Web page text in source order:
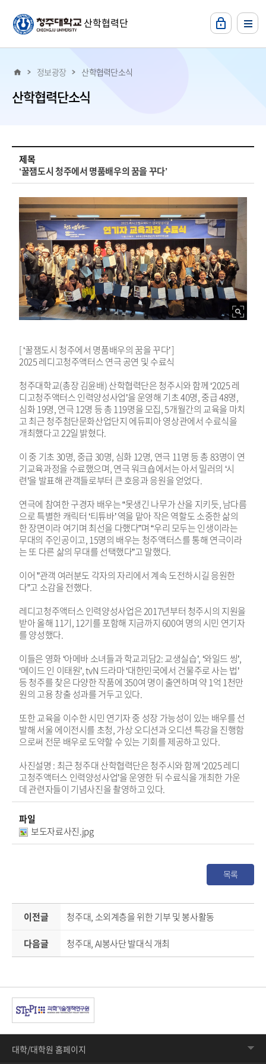
산학협력단
정보광장 산학협력단소식
산학협력단소식
제목
‘꿀잼도시 청주에서 명품배우의 꿈을 꾸다’
[ ‘꿀잼도시 청주에서 명품배우의 꿈을 꾸다’ ]
2025 레디고청주액터스 연극 공연 및 수료식
청주대학교(총장 김윤배) 산학협력단은 청주시와 함께 ‘2025 레
디고청주액터스 인력양성사업’을 운영해 기초 40명, 중급 48명,
심화 19명, 연극 12명 등 총 119명을 모집, 5개월간의 교육을 마치
고 최근 청주첨단문화산업단지 에듀피아 영상관에서 수료식을
개최했다고 22일 밝혔다.
이 중 기초 30명, 중급 30명, 심화 12명, 연극 11명 등 총 83명이 연
기교육과정을 수료했으며, 연극 워크숍에서는 아서 밀러의 ‘시
련’을 발표해 관객들로부터 큰 호응과 응원을 얻었다.
연극에 참여한 구경자 배우는 “못생긴 나무가 산을 지키듯, 남다름
으로 특별한 캐릭터 ‘티튜바’ 역을 맡아 작은 역할도 소중한 삶의
한 장면이라 여기며 최선을 다했다”며 “우리 모두는 인생이라는
무대의 주인공이고, 15명의 배우는 청주액터스를 통해 연극이라
는 또 다른 삶의 무대를 선택했다”고 말했다.
이어 ”관객 여러분도 각자의 자리에서 계속 도전하시길 응원한
다”고 소감을 전했다.
레디고청주액터스 인력양성사업은 2017년부터 청주시의 지원을
받아 올해 11기, 12기를 포함해 지금까지 600여 명의 시민 연기자
를 양성했다.
이들은 영화 ‘아메바 소녀들과 학교괴담2: 교생실습’, ‘와일드 씽’,
‘메이드 인 이태원’, tvN 드라마 ‘대한민국에서 건물주로 사는 법’
등 청주를 찾은 다양한 작품에 350여 명이 출연하며 약 1억 1천만
원의 고용 창출 성과를 거두고 있다.
또한 교육을 이수한 시민 연기자 중 성장 가능성이 있는 배우를 선
발해 서울 에이전시를 초청, 가상 오디션과 오디션 특강을 진행함
으로써 전문 배우로 도약할 수 있는 기회를 제공하고 있다.
사진설명 : 최근 청주대 산학협력단은 청주시와 함께 ‘2025 레디
고청주액터스 인력양성사업’을 운영한 뒤 수료식을 개최한 가운
데 관련자들이 기념사진을 촬영하고 있다.
파일
보도자료사진.jpg
목록
이전글 청주대, 소외계층을 위한 기부 및 봉사활동
다음글 청주대, AI봉사단 발대식 개최
대학/대학원 홈페이지